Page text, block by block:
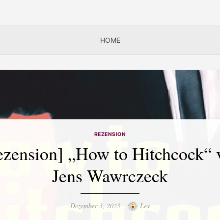
HOME
REZENSION
„How to Hitchcock“
Jens Wawrczeck
Posted
Dezember 3, 2023 Author
Lex